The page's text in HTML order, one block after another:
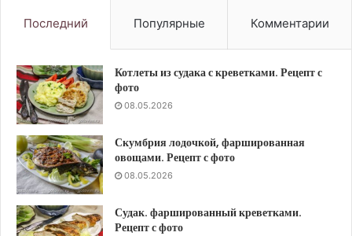
Последний Популярные Комментарии
Котлеты из судака с креветками. Рецепт с
фото
08.05.2026
Скумбрия лодочкой, фаршированная
овощами. Рецепт с фото
08.05.2026
Судак. фаршированный креветками.
Рецепт с фото